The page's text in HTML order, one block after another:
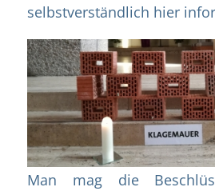
selbstverständlich hier
Man mag die